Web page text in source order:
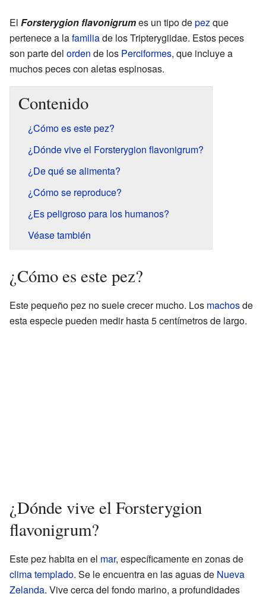
El Forsterygion flavonigrumes un tipo depezque
pertenece a lafamiliade los Tripterygiidae. Estos peces
son parte del orden de los Perciformes, que incluye a
muchos peces con aletas espinosas.
Contenido
¿Cómo es este pez?
¿Dónde vive el Forsterygion flavonigrum?
¿De qué se alimenta?
¿Cómo se reproduce?
¿Es peligroso para los humanos?
Véase también
¿Cómo es este pez?
Este pequeño pez no suele crecer mucho. Los machosde
esta especie pueden medir hasta 5 centímetros de largo.
¿Dónde vive el Forsterygion
flavonigrum?
Este pez habita en el mar, específicamente en zonas de
clima templado. Se le encuentra en las aguas de Nueva
Zelanda. Vive cerca del fondo marino, a profundidades